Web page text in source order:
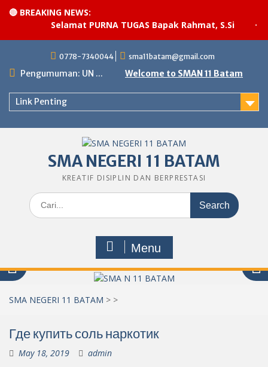
🔴 BREAKING NEWS:
Selamat PURNA TUGAS Bapak Rahmat, S.Si
content
0778-7340044 sma11batam@gmail.com
Pengumuman: UN ... Welcome to SMAN 11 Batam
Link Penting
SMA NEGERI 11 BATAM
KREATIF DISIPLIN DAN BERPRESTASI
Search
for:
Menu
SMA NEGERI 11 BATAM > >
Где купить соль наркотик
May 18, 2019 admin